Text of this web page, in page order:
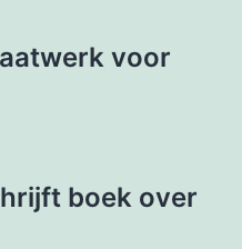
voor
boek over